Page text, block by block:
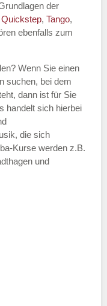
akzeptiere
der
Quickstep, Tango,
ebenfalls zum
Wenn Sie einen
suchen, bei dem
dann ist für Sie
handelt sich hierbei
die sich
Kurse werden z.B.
und